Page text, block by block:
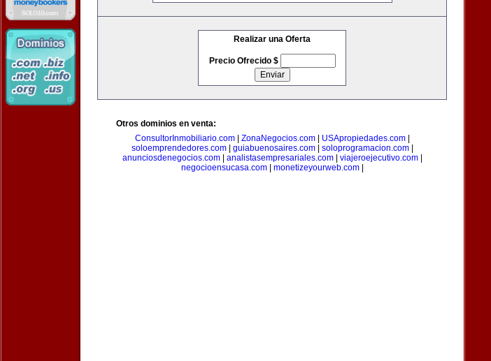
Realizar una Oferta
Precio Ofrecido $
Otros dominios en venta:
ConsultorInmobiliario.com| ZonaNegocios.com| USApropiedades.com|
soloemprendedores.com| guiabuenosaires.com| soloprogramacion.com|
anunciosdenegocios.com| analistasempresariales.com| viajeroejecutivo.com|
negocioensucasa.com| monetizeyourweb.com|